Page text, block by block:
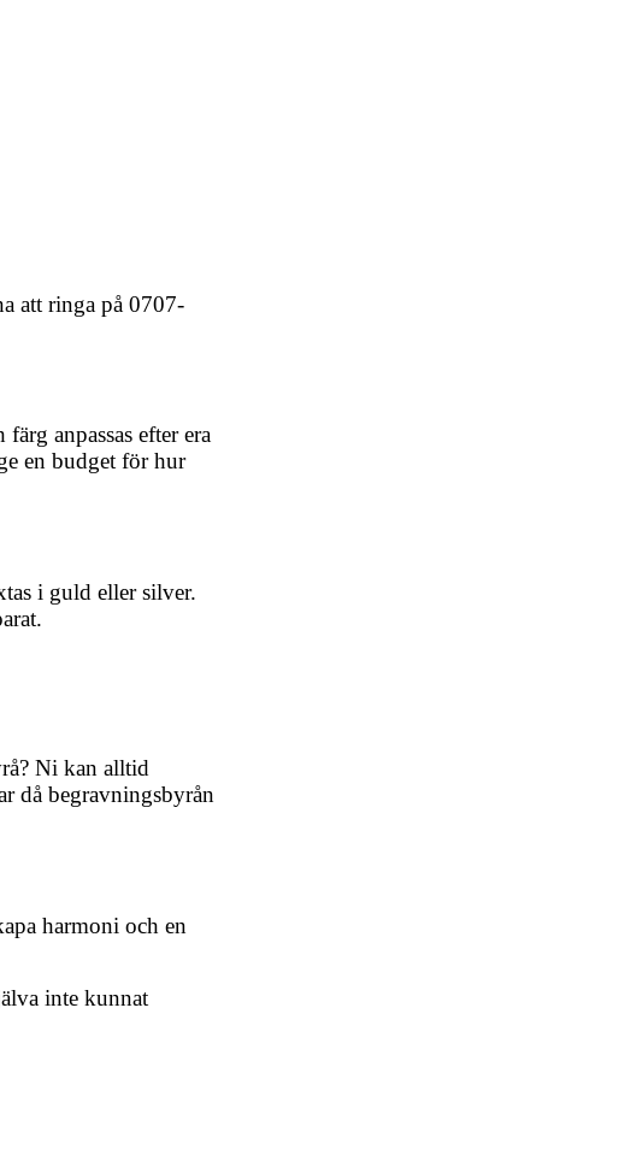
att ringa på 0707-
anpassas efter era
en budget för hur
i guld eller silver.
Ni kan alltid
då begravningsbyrån
harmoni och en
inte kunnat